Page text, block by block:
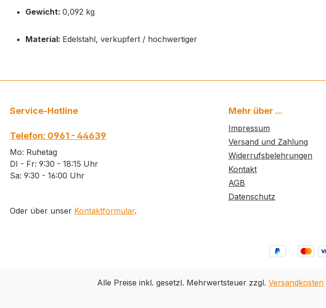
Gewicht: 0,092 kg
Material: Edelstahl, verkupfert / hochwertiger
Service-Hotline
Telefon: 0961 - 44639
Mo: Ruhetag
DI - Fr: 9:30 - 18:15 Uhr
Sa: 9:30 - 16:00 Uhr
Oder über unser Kontaktformular.
Mehr über ...
Impressum
Versand und Zahlung
Widerrufsbelehrungen
Kontakt
AGB
Datenschutz
Alle Preise inkl. gesetzl. Mehrwertsteuer zzgl. Versandkosten